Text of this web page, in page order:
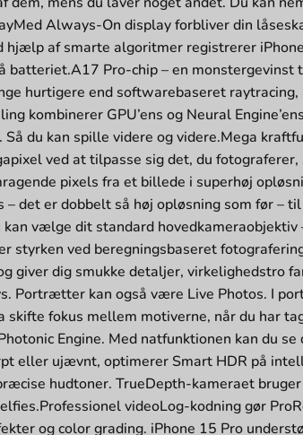
Always-On display forbliver din
af smarte algoritmer registrerer
Pro-chip – en monstergevinst
hurtigere end softwarebaseret
kombinerer GPU’ens og Neural
du kan spille videre og videre.Mega
ved at tilpasse sig det, du
pixels fra et billede i superhøj
det er dobbelt så høj opløsning som før –
vælge dit standard
styrken ved beregningsbaseret
dig smukke detaljer, virkelighedstro
Portrætter kan også være Live Photos. I
fokus mellem motiverne, når du har
Engine. Med natfunktionen kan du
eller ujævnt, optimerer Smart HDR på
hudtoner. TrueDepth-kameraet
videoLog-kodning gør
og color grading. iPhone 15 Pro